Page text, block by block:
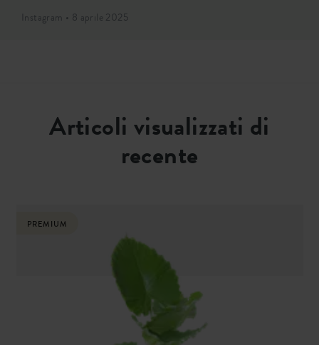
Instagram • 8 aprile 2025
Articoli visualizzati di
recente
PREMIUM